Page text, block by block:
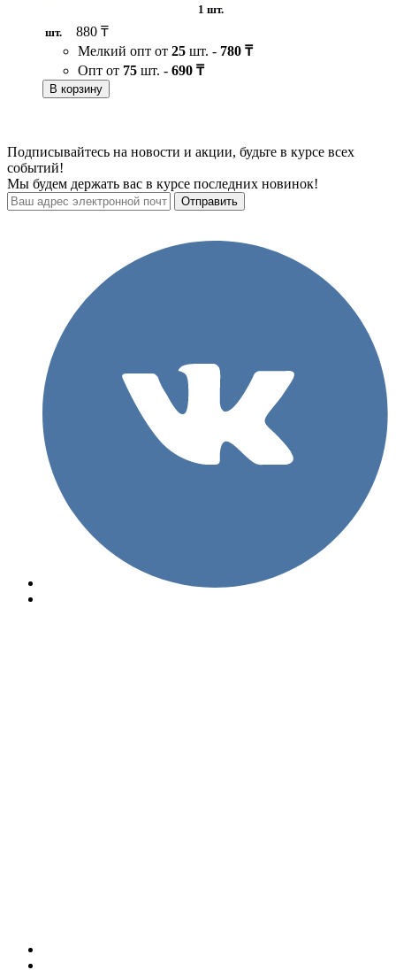
1 шт.
шт.
880 ₸
Мелкий опт от 25 шт. - 780 ₸
Опт от 75 шт. - 690 ₸
В корзину
Подписывайтесь на новости и акции, будьте в курсе всех
событий!
Мы будем держать вас в курсе последних новинок!